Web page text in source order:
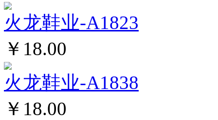
火龙鞋业-A1823
￥18.00
火龙鞋业-A1838
￥18.00